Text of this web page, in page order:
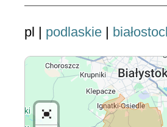
pl | podlaskie |